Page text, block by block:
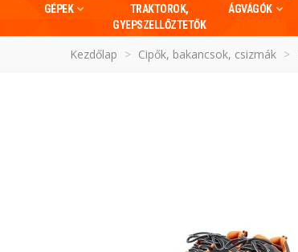
GÉPEK
TRAKTOROK,
GYEPSZELLŐZTETŐK
ÁGVÁGÓK
Kezdőlap > Cipők, bakancsok, csizmák >